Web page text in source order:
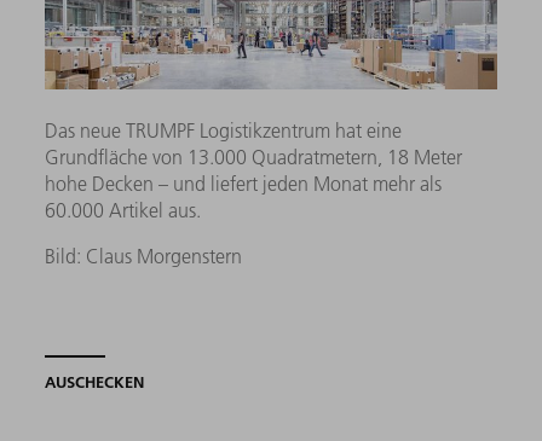
Das neue TRUMPF Logistikzentrum hat eine
Grundfläche von 13.000 Quadratmetern, 18 Meter
hohe Decken – und liefert jeden Monat mehr als
60.000 Artikel aus.
Bild: Claus Morgenstern
AUSCHECKEN